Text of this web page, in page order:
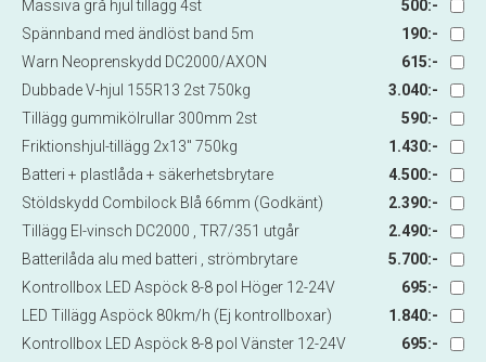
Massiva grå hjul tillägg 4st
500:-
Spännband med ändlöst band 5m
190:-
Warn Neoprenskydd DC2000/AXON
615:-
Dubbade V-hjul 155R13 2st 750kg
3.040:-
Tillägg gummikölrullar 300mm 2st
590:-
Friktionshjul-tillägg 2x13" 750kg
1.430:-
Batteri + plastlåda + säkerhetsbrytare
4.500:-
Stöldskydd Combilock Blå 66mm (Godkänt)
2.390:-
Tillägg El-vinsch DC2000 , TR7/351 utgår
2.490:-
Batterilåda alu med batteri , strömbrytare
5.700:-
Kontrollbox LED Aspöck 8-8 pol Höger 12-24V
695:-
LED Tillägg Aspöck 80km/h (Ej kontrollboxar)
1.840:-
Kontrollbox LED Aspöck 8-8 pol Vänster 12-24V
695:-